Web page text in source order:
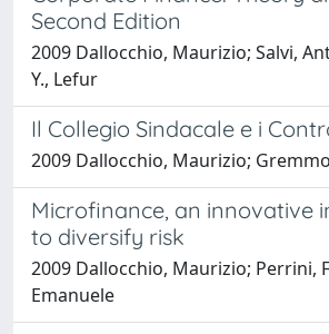
Second Edition
2009 Dallocchio, Maurizio; Salvi,
Y., Lefur
Il Collegio Sindacale e i
2009 Dallocchio, Maurizio;
Microfinance, an innovative
to diversify risk
2009 Dallocchio, Maurizio; Perrini,
Emanuele